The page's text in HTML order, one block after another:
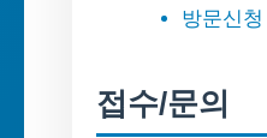
방문신청
접수/문의